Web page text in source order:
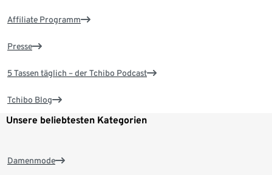
Affiliate Programm
Presse
5 Tassen täglich – der Tchibo Podcast
Tchibo Blog
Unsere beliebtesten Kategorien
Damenmode